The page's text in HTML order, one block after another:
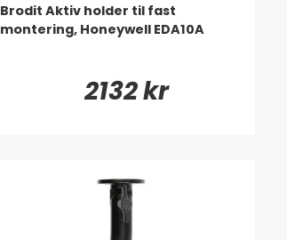
Brodit Aktiv holder til fast
montering, Honeywell EDA10A
2132 kr